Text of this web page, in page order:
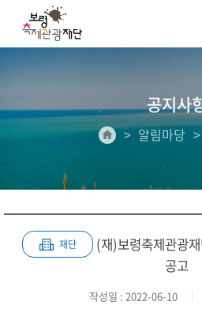
공지사
알림마당
재단
(재)보령축제관광
공고
작성일 : 2022-06-10